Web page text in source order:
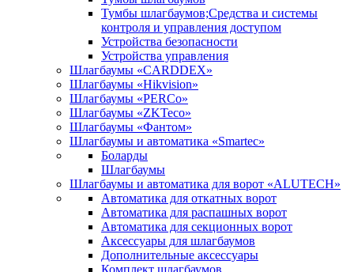
Тумбы шлагбаумов;Средства и системы
контроля и управления доступом
Устройства безопасности
Устройства управления
Шлагбаумы «CARDDEX»
Шлагбаумы «Hikvision»
Шлагбаумы «PERCo»
Шлагбаумы «ZKTeco»
Шлагбаумы «Фантом»
Шлагбаумы и автоматика «Smartec»
Боларды
Шлагбаумы
Шлагбаумы и автоматика для ворот «ALUTECH»
Автоматика для откатных ворот
Автоматика для распашных ворот
Автоматика для секционных ворот
Аксессуары для шлагбаумов
Дополнительные аксессуары
Комплект шлагбаумов